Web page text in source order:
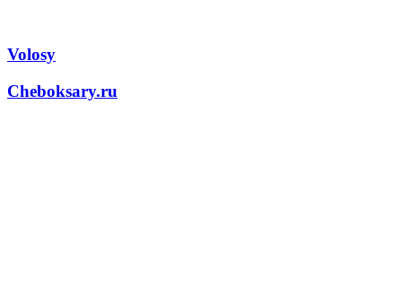
Volosy
Cheboksary.ru